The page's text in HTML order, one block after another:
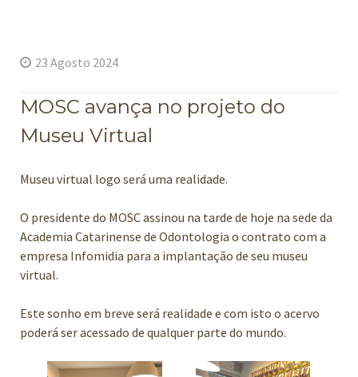
23 Agosto 2024
MOSC avança no projeto do
Museu Virtual
Museu virtual logo será uma realidade.
O presidente do MOSC assinou na tarde de hoje na sede da
Academia Catarinense de Odontologia o contrato com a
empresa Infomidia para a implantação de seu museu
virtual.
Este sonho em breve será realidade e com isto o acervo
poderá ser acessado de qualquer parte do mundo.